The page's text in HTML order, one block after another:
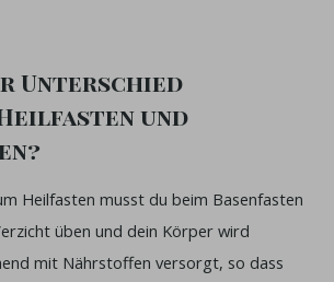
Unterschied
und
Heilfasten musst du beim Basenfasten
üben und dein Körper wird
mit Nährstoffen versorgt, so dass